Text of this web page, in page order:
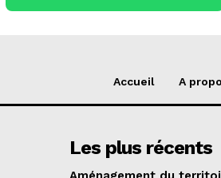
Accueil A
Les plus récents